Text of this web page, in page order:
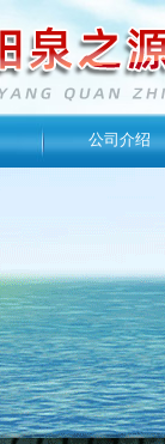
公司介绍